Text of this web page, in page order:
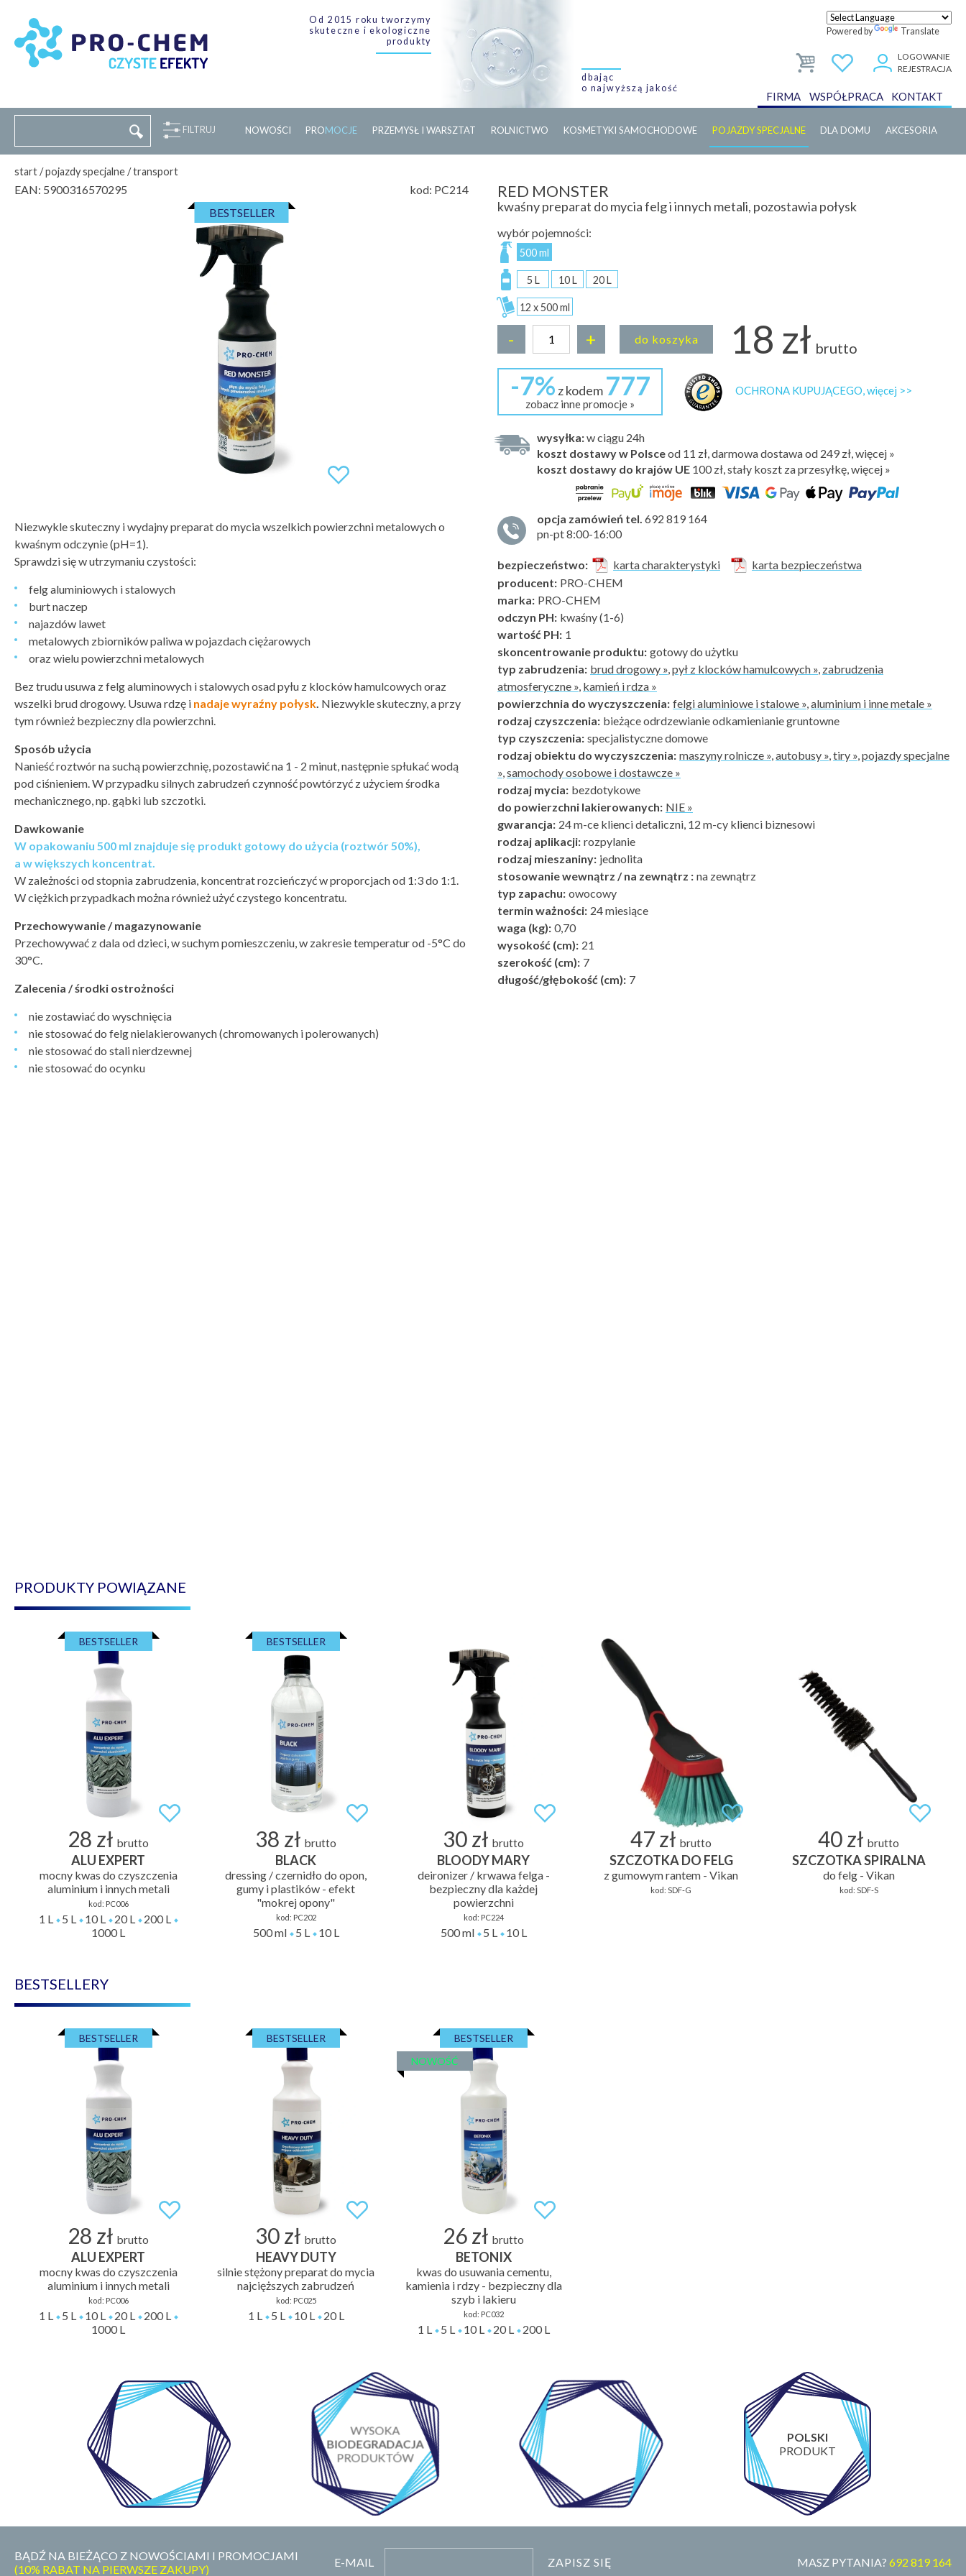
Od 2015 roku tworzymy
skuteczne i ekologiczne
produkty
dbając
o najwyższą jakość
Powered by Translate
LOGOWANIE
REJESTRACJA
FIRMA WSPÓŁPRACA KONTAKT
FILTRUJ NOWOŚCI PROMOC JE PRZEMYSŁ I WARSZTAT ROLNICTWO KOSMETYKI SAMOCHODOWE POJAZDY SPECJALNE DLA DOMU AKCESORIA
start/pojazdy specjalne/transport
EAN: 5900316570295 kod: PC214
BESTSELLER
RED MONSTER
kwaśny preparat do mycia felg i innych metali, pozostawia połysk
wybór pojemności:
500 ml
5 L 10 L 20 L
12 x 500 ml
- + do koszyka 18 zł brutto
-7% z kodem 777
zobacz inne promocje »
OCHRONA KUPUJĄCEGO, więcej >>
wysyłka:w ciągu 24h
koszt dostawy w Polsceod 11 zł, darmowa dostawa od 249 zł, więcej »
koszt dostawy do krajów UE 100 zł,stały koszt za przesyłkę, więcej »
opcja zamówień tel. 692 819 164
pn-pt 8:00-16:00
Niezwykle skuteczny i wydajny preparat do mycia wszelkich powierzchni metalowych o
kwaśnym odczynie (pH=1).
Sprawdzi się w utrzymaniu czystości:
felg aluminiowych i stalowych
burt naczep
najazdów lawet
metalowych zbiorników paliwa w pojazdach ciężarowych
oraz wielu powierzchni metalowych
Bez trudu usuwa z felg aluminowych i stalowych osad pyłu z klocków hamulcowych oraz
wszelki brud drogowy. Usuwa rdzę i nadaje wyraźny połysk. Niezwykle skuteczny, a przy
tym również bezpieczny dla powierzchni.
Sposób użycia
Nanieść roztwór na suchą powierzchnię, pozostawić na 1 - 2 minut, następnie spłukać wodą
pod ciśnieniem. W przypadku silnych zabrudzeń czynność powtórzyć z użyciem środka
mechanicznego, np. gąbki lub szczotki.
Dawkowanie
W opakowaniu 500 ml znajduje się produkt gotowy do użycia (roztwór 50%),
a w większych koncentrat.
W zależności od stopnia zabrudzenia, koncentrat rozcieńczyć w proporcjach od 1:3 do 1:1.
W ciężkich przypadkach można również użyć czystego koncentratu.
Przechowywanie / magazynowanie
Przechowywać z dala od dzieci, w suchym pomieszczeniu, w zakresie temperatur od -5°C do
30°C.
Zalecenia / środki ostrożności
nie zostawiać do wyschnięcia
nie stosować do felg nielakierowanych (chromowanych i polerowanych)
nie stosować do stali nierdzewnej
nie stosować do ocynku
bezpieczeństwo: karta charakterystyki
karta bezpieczeństwa
producent: PRO-CHEM
marka: PRO-CHEM
odczyn PH: kwaśny (1-6)
wartość PH: 1
skoncentrowanie produktu: gotowy do użytku
typ zabrudzenia: brud drogowy » pył z klocków hamulcowych » zabrudzenia
atmosferyczne » kamień i rdza »
powierzchnia do wyczyszczenia: felgi aluminiowe i stalowe » aluminium i inne metale »
rodzaj czyszczenia: bieżące odrdzewianie odkamienianie gruntowne
typ czyszczenia: specjalistyczne domowe
rodzaj obiektu do wyczyszczenia: maszyny rolnicze » autobusy » tiry » pojazdy specjalne
» samochody osobowe i dostawcze »
rodzaj mycia: bezdotykowe
do powierzchni lakierowanych: NIE »
gwarancja: 24 m-ce klienci detaliczni, 12 m-cy klienci biznesowi
rodzaj aplikacji: rozpylanie
rodzaj mieszaniny: jednolita
stosowanie wewnątrz / na zewnątrz : na zewnątrz
typ zapachu: owocowy
termin ważności: 24 miesiące
waga (kg): 0,70
wysokość (cm): 21
szerokość (cm): 7
długość/głębokość (cm): 7
PRODUKTY POWIĄZANE
BESTSELLER
28 zł brutto
ALU EXPERT
mocny kwas do czyszczenia
aluminium i innych metali
kod: PC006
1 L 5 L 10 L 20 L
200 L
1000 L
BESTSELLER
38 zł brutto
BLACK
dressing / czernidło do opon,
gumy i plastików - efekt
"mokrej opony"
kod: PC202
500 ml 5 L 10 L
30 zł brutto
BLOODY MARY
deironizer / krwawa felga -
bezpieczny dla każdej
powierzchni
kod: PC224
500 ml 5 L 10 L
47 zł brutto
SZCZOTKA DO FELG
z gumowym rantem - Vikan
kod: SDF-G
40 zł brutto
SZCZOTKA SPIRALNA
do felg - Vikan
kod: SDF-S
BESTSELLERY
BESTSELLER
28 zł brutto
ALU EXPERT
mocny kwas do czyszczenia
aluminium i innych metali
kod: PC006
1 L 5 L 10 L 20 L
200 L
1000 L
BESTSELLER
30 zł brutto
HEAVY DUTY
silnie stężony preparat do mycia
najcięższych zabrudzeń
kod: PC025
1 L 5 L 10 L 20 L
NOWOŚĆ
BESTSELLER
26 zł brutto
BETONIX
kwas do usuwania cementu,
kamienia i rdzy - bezpieczny dla
szyb i lakieru
kod: PC032
1 L 5 L 10 L 20 L 200 L
WYSOKA
BIODEGRADACJA
PRODUKTÓW
POLSKI
PRODUKT
BĄDŹ NA BIEŻĄCO Z NOWOŚCIAMI I PROMOCJAMI
(10% RABAT NA PIERWSZE ZAKUPY)
E-MAIL ZAPISZ SIĘ MASZ PYTANIA? 692 819 164